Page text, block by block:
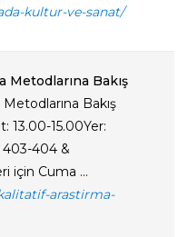
kultur-ve-sanat/
Metodlarına Bakış
Bakış
13.00-15.00Yer:
403-404 &
için Cuma ...
arastirma-